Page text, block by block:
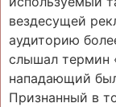
вездесущей
аудиторию
слышал термин
нападающий
Признанный в